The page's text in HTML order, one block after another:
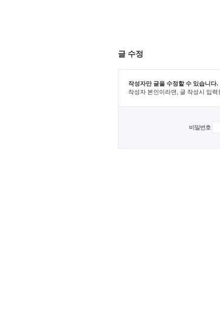
글 수정
작성자만 글을 수정할 수 있습니다.
작성자 본인이라면, 글 작성시 입
비밀번호